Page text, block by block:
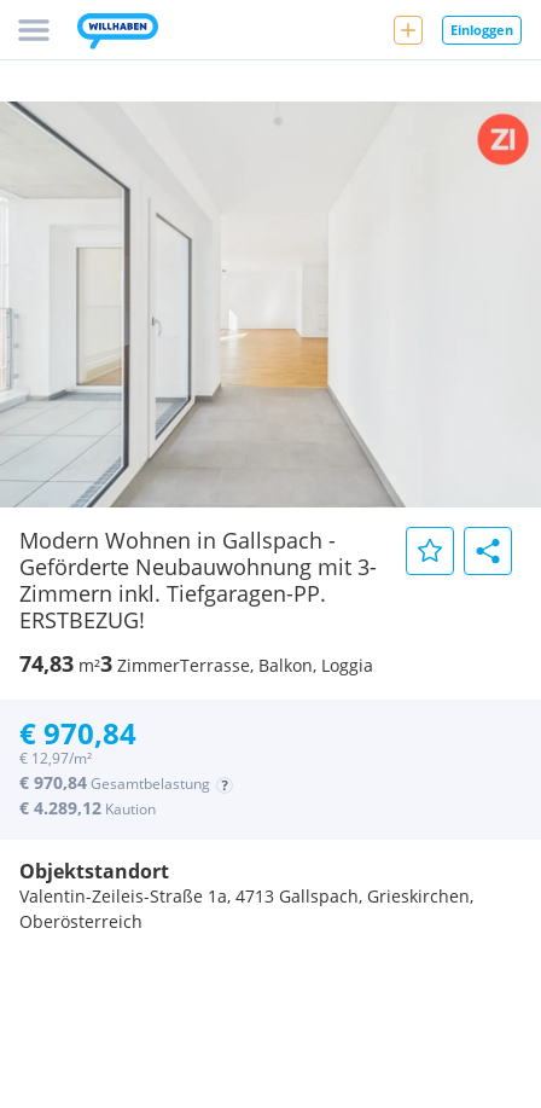
Einloggen
Modern Wohnen in Gallspach -
Geförderte Neubauwohnung mit 3-
Zimmern inkl. Tiefgaragen-PP.
ERSTBEZUG!
74,83 m²3 ZimmerTerrasse, Balkon, Loggia
€ 970,84
€ 12,97/m²
€ 970,84Gesamtbelastung
€ 4.289,12 Kaution
Objektstandort
Valentin-Zeileis-Straße 1a, 4713 Gallspach, Grieskirchen,
Oberösterreich